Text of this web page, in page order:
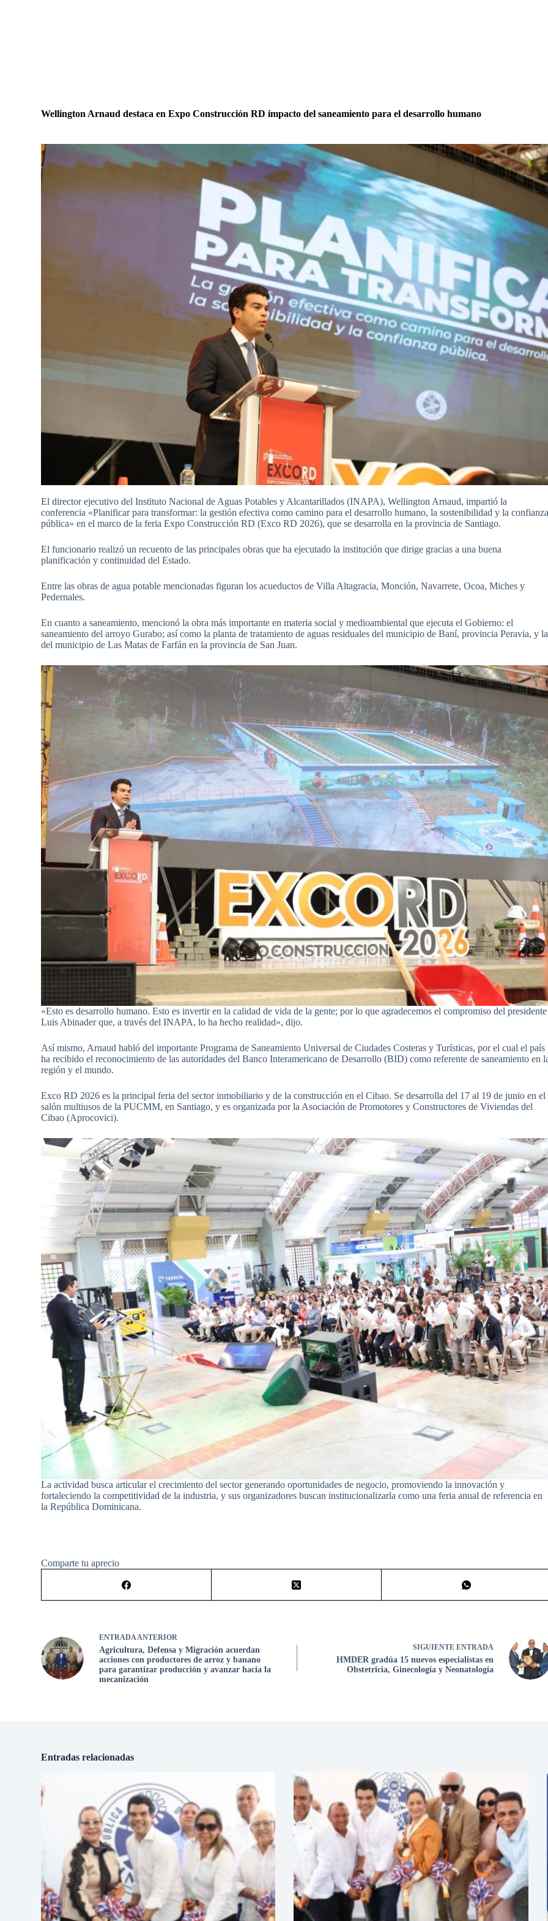
Wellington Arnaud destaca en Expo Construcción RD impacto del saneamiento para el desarrollo humano
El director ejecutivo del Instituto Nacional de Aguas Potables y Alcantarillados (INAPA), Wellington Arnaud, impartió la
conferencia «Planificar para transformar: la gestión efectiva como camino para el desarrollo humano, la sostenibilidad y la
pública» en el marco de la feria Expo Construcción RD (Exco RD 2026), que se desarrolla en la provincia de Santiago.
El funcionario realizó un recuento de las principales obras que ha ejecutado la institución que dirige gracias a una buena
planificación y continuidad del Estado.
Entre las obras de agua potable mencionadas figuran los acueductos de Villa Altagracia, Monción, Navarrete, Ocoa, Miches y
Pedernales.
En cuanto a saneamiento, mencionó la obra más importante en materia social y medioambiental que ejecuta el Gobierno: el
saneamiento del arroyo Gurabo; así como la planta de tratamiento de aguas residuales del municipio de Baní, provincia Peravia, y la
del municipio de Las Matas de Farfán en la provincia de San Juan.
«Esto es desarrollo humano. Esto es invertir en la calidad de vida de la gente; por lo que agradecemos el compromiso del presidente
Luis Abinader que, a través del INAPA, lo ha hecho realidad», dijo.
Así mismo, Arnaud habló del importante Programa de Saneamiento Universal de Ciudades Costeras y Turísticas, por el cual el país
ha recibido el reconocimiento de las autoridades del Banco Interamericano de Desarrollo (BID) como referente de saneamiento en
región y el mundo.
Exco RD 2026 es la principal feria del sector inmobiliario y de la construcción en el Cibao. Se desarrolla del 17 al 19 de junio en el
salón multiusos de la PUCMM, en Santiago, y es organizada por la Asociación de Promotores y Constructores de Viviendas del
Cibao (Aprocovici).
La actividad busca articular el crecimiento del sector generando oportunidades de negocio, promoviendo la innovación y
fortaleciendo la competitividad de la industria, y sus organizadores buscan institucionalizarla como una feria anual de referencia en
la República Dominicana.
Comparte tu aprecio
ENTRADAANTERIOR
Agricultura, Defensa y Migración acuerdan
acciones con productores de arroz y banano
para garantizar producción y avanzar hacia la
mecanización
SIGUIENTE ENTRADA
HMDER gradúa 15 nuevos especialistas en
Obstetricia, Ginecología y Neonatología
Entradas relacionadas